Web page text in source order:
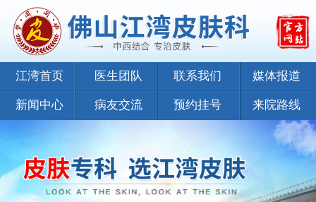
江湾首页 医生团队 联系我们 媒体报道
新闻中心 病友交流 预约挂号 来院路线